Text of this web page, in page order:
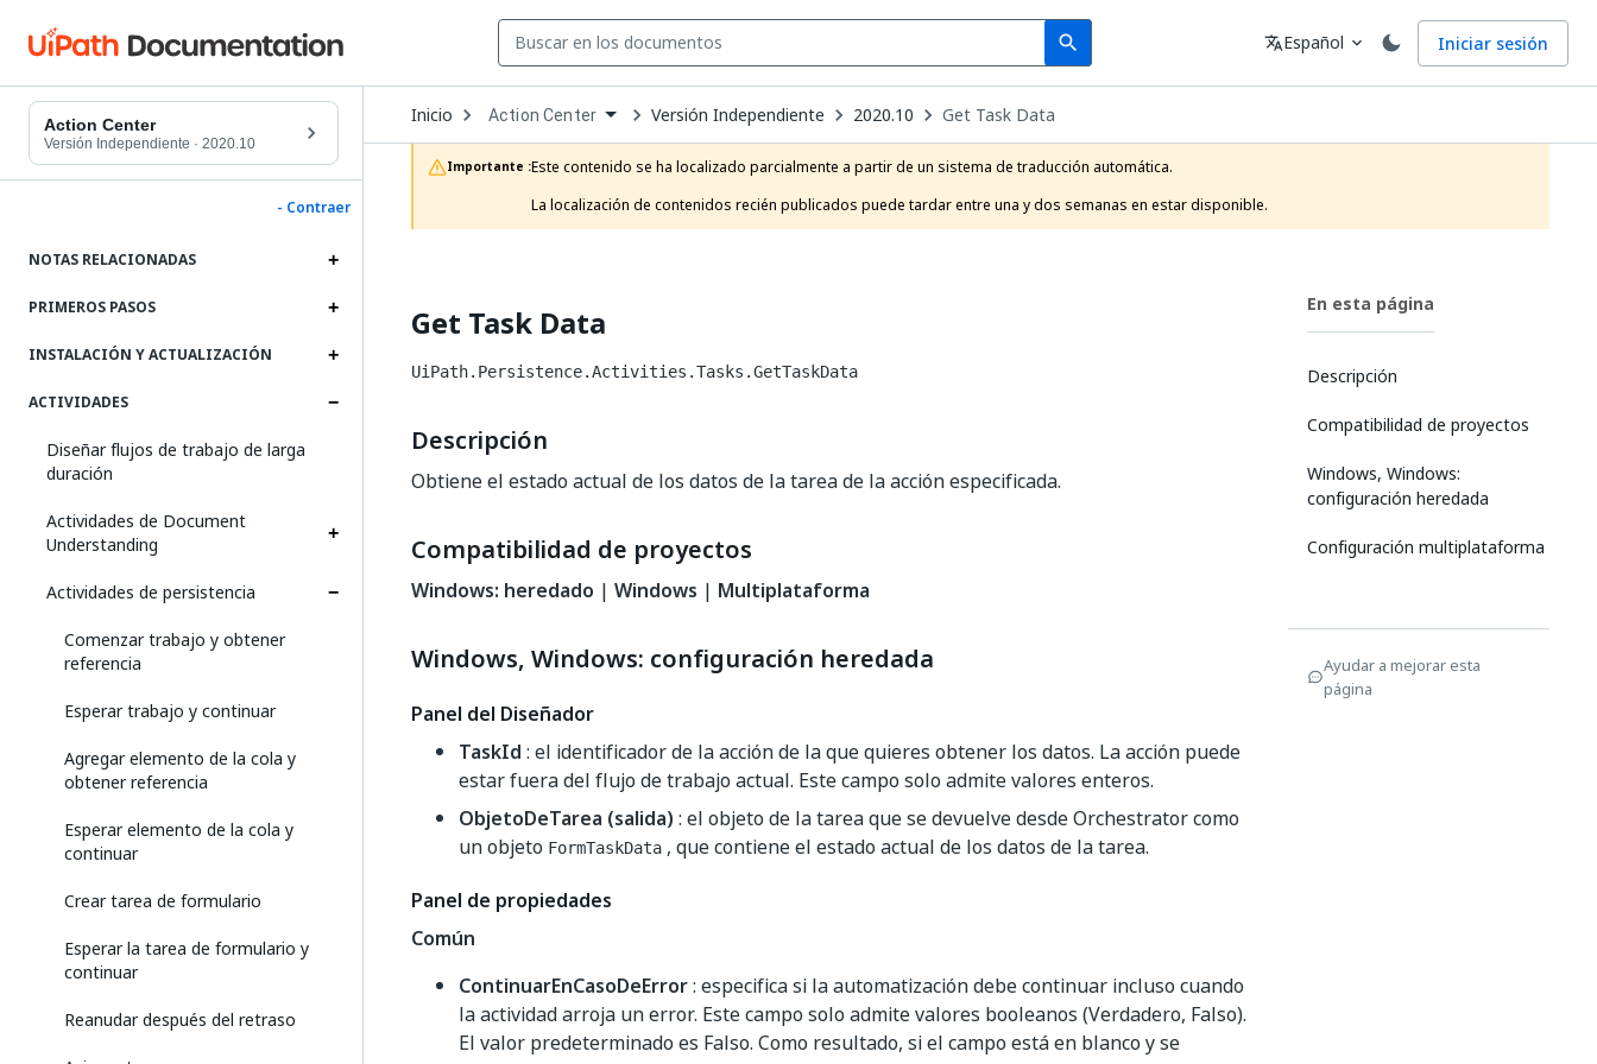
search
Search Idioma
translateEspañol expand_more Iniciar sesión
Action Center
Versión Independiente · 2020.10
- Contraer
NOTAS RELACIONADAS
PRIMEROS PASOS
INSTALACIÓN Y ACTUALIZACIÓN
ACTIVIDADES
Diseñar flujos de trabajo de larga
duración
Actividades de Document
Understanding
Actividades de persistencia
Comenzar trabajo y obtener
referencia
Esperar trabajo y continuar
Agregar elemento de la cola y
obtener referencia
Esperar elemento de la cola y
continuar
Crear tarea de formulario
Esperar la tarea de formulario y
continuar
Reanudar después del retraso
Inicio Open
Dropdown
to
choose
product
Action Center Versión Independiente 2020.10 Get Task Data
Importante :Este contenido se ha localizado parcialmente a partir de un sistema de traducción automática.
La localización de contenidos recién publicados puede tardar entre una y dos semanas en estar disponible.
Get Task Data
UiPath.Persistence.Activities.Tasks.GetTaskData
Descripción
Obtiene el estado actual de los datos de la tarea de la acción especificada.
Compatibilidad de proyectos
Windows: heredado | Windows | Multiplataforma
Windows, Windows: configuración heredada
Panel del Diseñador
TaskId : el identificador de la acción de la que quieres obtener los datos. La acción puede
estar fuera del flujo de trabajo actual. Este campo solo admite valores enteros.
ObjetoDeTarea (salida) : el objeto de la tarea que se devuelve desde Orchestrator como
un objeto FormTaskData , que contiene el estado actual de los datos de la tarea.
Panel de propiedades
Común
ContinuarEnCasoDeError: especifica si la automatización debe continuar incluso cuando
la actividad arroja un error. Este campo solo admite valores booleanos (Verdadero, Falso).
El valor predeterminado es Falso. Como resultado, si el campo está en blanco y se
En esta página
Descripción
Compatibilidad de proyectos
Windows, Windows:
configuración heredada
Configuración multiplataforma
Ayudar a mejorar esta
página